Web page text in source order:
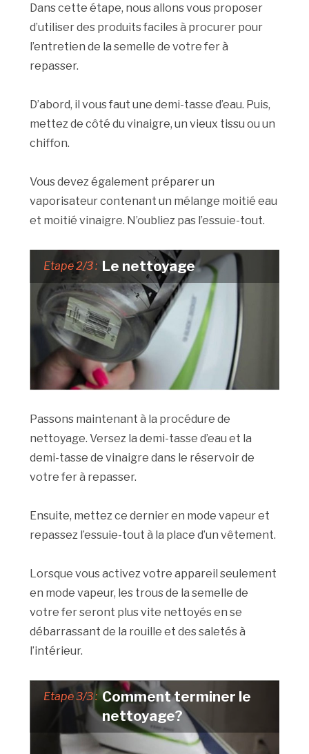
Dans cette étape, nous allons vous proposer
d’utiliser des produits faciles à procurer pour
l’entretien de la semelle de votre fer à
repasser.
D’abord, il vous faut une demi-tasse d’eau. Puis,
mettez de côté du vinaigre, un vieux tissu ou un
chiffon.
Vous devez également préparer un
vaporisateur contenant un mélange moitié eau
et moitié vinaigre. N’oubliez pas l’essuie-tout.
Etape 2/3 : Le nettoyage
Passons maintenant à la procédure de
nettoyage. Versez la demi-tasse d’eau et la
demi-tasse de vinaigre dans le réservoir de
votre fer à repasser.
Ensuite, mettez ce dernier en mode vapeur et
repassez l’essuie-tout à la place d’un vêtement.
Lorsque vous activez votre appareil seulement
en mode vapeur, les trous de la semelle de
votre fer seront plus vite nettoyés en se
débarrassant de la rouille et des saletés à
l’intérieur.
Etape 3/3 : Comment terminer le
nettoyage?